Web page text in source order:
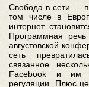
Свобода в сети —
том числе в
интернет
Программная
августовской
сеть
связанное
Facebook и им
регуляции. Плюс